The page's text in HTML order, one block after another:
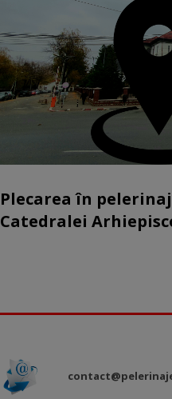
Plecarea în
Catedralei